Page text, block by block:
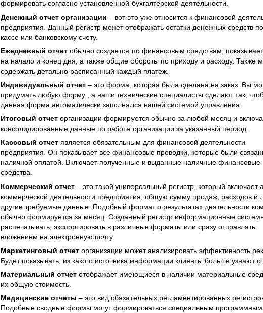
формировать согласно установленной бухгалтерской деятельности.
Денежный отчет организации – вот это уже относится к финансовой
предприятия. Данный регистр может отображать остатки денежных средств
кассе или банковскому счету.
Ежедневный отчет обычно создается по финансовым средствам, показывает
на начало и конец дня, а также общие обороты по приходу и расходу. Также
содержать детально расписанный каждый платеж.
Индивидуальный отчет – это форма, которая была сделана на заказ. Вы
придумать любую форму , а наши технические специалисты сделают так,
данная форма автоматически заполнялся нашей системой управления.
Итоговый отчет организации формируется обычно за любой месяц и
консолидированные данные по работе организации за указанный период.
Кассовый отчет является обязательным для финансовой деятельности
предприятия. Он показывает все финансовые проводки, которые были
наличной оплатой. Включает полученные и выданные наличные финансовые
средства.
Коммерческий отчет – это такой универсальный регистр, который включает
коммерческой деятельности предприятия, общую сумму продаж, расходов и
другие требуемые данные. Подобный формат о результатах деятельности
обычно формируется за месяц. Созданный регистр информационные
распечатывать, экспортировать в различные форматы или сразу отправлять
вложением на электронную почту.
Маркетинговый отчет организации может анализировать эффективность
Будет показывать, из какого источника информации клиенты больше узнают о
Материальный отчет отображает имеющиеся в наличии материальные
их общую стоимость.
Медицинские отчеты – это вид обязательных регламентированных
Подобные сводные формы могут формироваться специальным программным